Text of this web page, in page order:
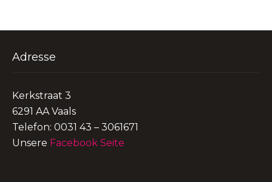
Adresse
Kerkstraat 3
6291 AA Vaals
Telefon: 0031 43 – 3061671
Unsere Facebook Seite